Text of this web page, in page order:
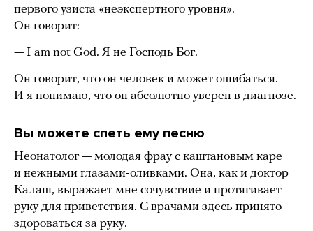
первого узиста «неэкспертного уровня».
Он говорит:
— I am not God. Я не Господь Бог.
Он говорит, что он человек и может ошибаться.
И я понимаю, что он абсолютно уверен в диагнозе.
Вы можете спеть ему песню
Неонатолог — молодая фрау с каштановым каре
и нежными глазами-оливками. Она, как и доктор
Калаш, выражает мне сочувствие и протягивает
руку для приветствия. С врачами здесь принято
здороваться за руку.